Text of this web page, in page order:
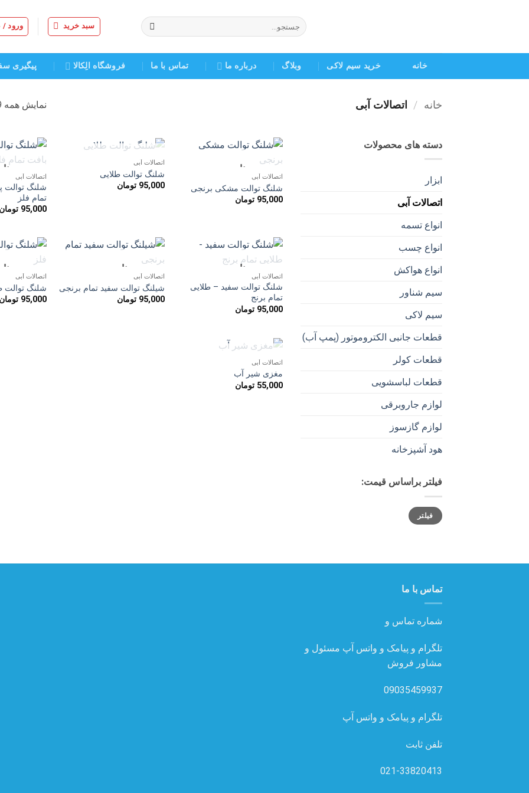
جستجو
برای:
سبد خرید ورود
خانه خرید سیم لاکی وبلاگ درباره ما تماس با ما فروشگاه الِکالا پیگیری
خانه / اتصالات آبی نمایش همه 9 نتیجه
دسته های محصولات
ابزار
اتصالات آبی
انواع تسمه
انواع چسب
انواع هواکش
سیم شناور
سیم لاکی
قطعات جانبی الکتروموتور (پمپ آب)
قطعات کولر
قطعات لباسشویی
لوازم جاروبرقی
لوازم گازسوز
هود آشپزخانه
فیلتر براساس قیمت:
حداقل
قیمت
حداکثر
قیمت
فیلتر
علاقه
مندی
ناموجود
اتصالات آبی
شلنگ توالت مشکی برنجی
95,000 تومان
اتصالات آبی
شلنگ توالت طلایی
95,000 تومان
اتصالات آبی
شلنگ توالت
تمام فلز
95,000 تومان
علاقه
ناموجود
اتصالات آبی
شلنگ توالت سفید – طلایی
تمام برنج
95,000 تومان
علاقه
مندی
ناموجود
اتصالات آبی
شیلنگ توالت سفید تمام برنجی
95,000 تومان
اتصالات آبی
شلنگ توالت
95,000 تومان
اتصالات آبی
مغزی شیر آب
55,000 تومان
تماس با ما
شماره تماس و
تلگرام و پیامک و واتس آپ مسئول و
مشاور فروش
09035459937
تلگرام و پیامک و واتس آپ
تلفن ثابت
021-33820413